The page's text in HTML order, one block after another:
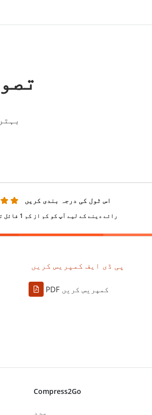
اس ٹول کی درجہ بندی کریں
رائے دینے کے لیے آپ کو کم از کم 1 فائل تبدیل کرکے ڈاؤن لوڈ کرنی ہوگی
پی ڈی ایف کمپریس کریں
PDF کمپریس کریں
Compress2Go
مدد